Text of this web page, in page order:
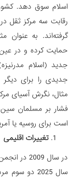
اسلام سوق دهد.
رقابت سه مرکز ثقل در
گرفته‌اند. به عنوان
حمایت کرده و در
جدید (اسلام
جدیدی را برای دیگر
مثال، نگرش آسیای
فشار بر مسلمان
است برای روسیه یا
تغییرات اقلیمی
در سال
سال 2025